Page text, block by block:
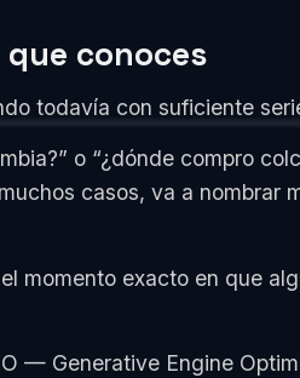
que conoces
todavía con suficiente
o “¿dónde compro
casos, va a
momento exacto en que
— Generative Engine